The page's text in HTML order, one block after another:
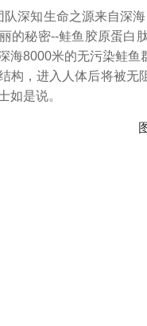
知生命之源来自深海
的秘密--鲑鱼胶原蛋白
海8000米的无污染鲑
构，进入人体后将被无
如是说。